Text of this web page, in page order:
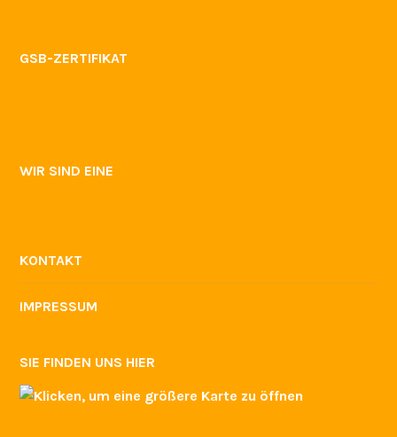
GSB-ZERTIFIKAT
WIR SIND EINE
KONTAKT
IMPRESSUM
SIE FINDEN UNS HIER